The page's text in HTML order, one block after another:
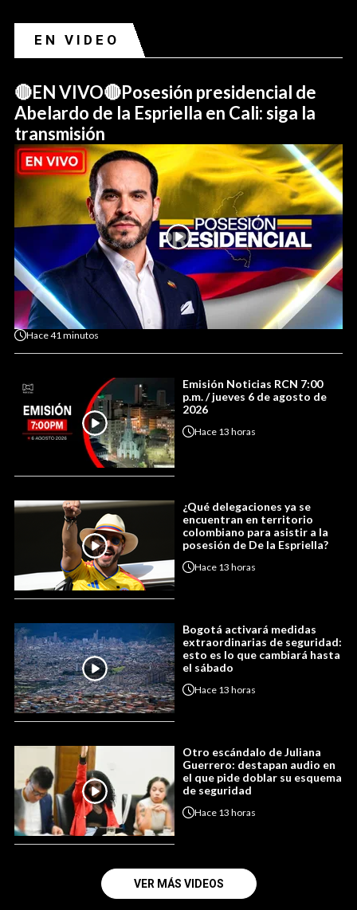
EN VIDEO
🔴EN VIVO🔴Posesión presidencial de
Abelardo de la Espriella en Cali: siga la
transmisión
Hace41 minutos
Emisión Noticias RCN 7:00
p.m. / jueves 6 de agosto de
2026
Hace 13 horas
¿Qué delegaciones ya se
encuentran en territorio
colombiano para asistir a la
posesión de De la Espriella?
Hace 13 horas
Bogotá activará medidas
extraordinarias de seguridad:
esto es lo que cambiará hasta
el sábado
Hace 13 horas
Otro escándalo de Juliana
Guerrero: destapan audio en
el que pide doblar su esquema
de seguridad
Hace 13 horas
VER MÁS VIDEOS